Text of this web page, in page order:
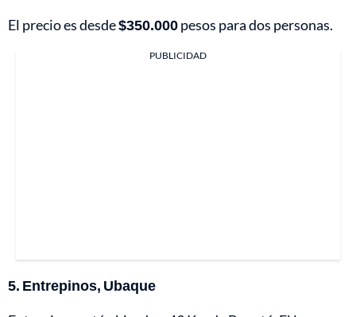
El precio es desde$350.000pesos para dos personas.
PUBLICIDAD
5. Entrepinos, Ubaque